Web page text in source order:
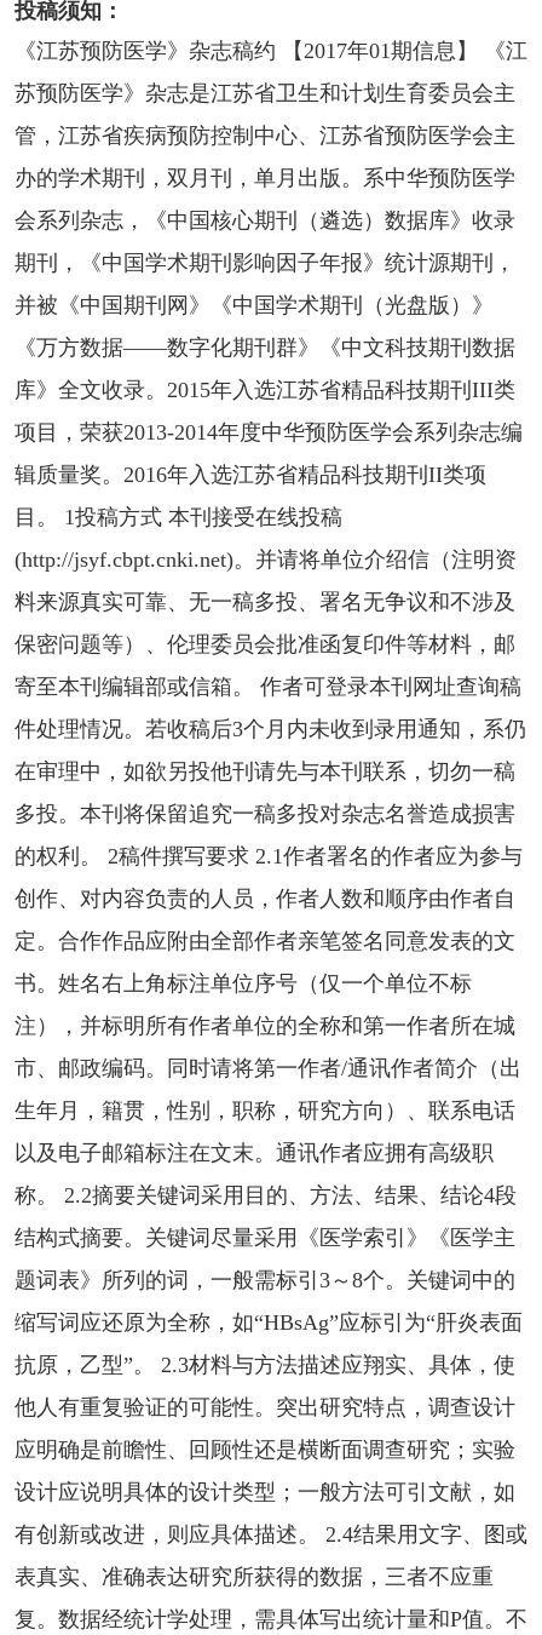
投稿须知：
《江苏预防医学》杂志稿约 【2017年01期信息】 《江
苏预防医学》杂志是江苏省卫生和计划生育委员会主
管，江苏省疾病预防控制中心、江苏省预防医学会主
办的学术期刊，双月刊，单月出版。系中华预防医学
会系列杂志，《中国核心期刊（遴选）数据库》收录
期刊，《中国学术期刊影响因子年报》统计源期刊，
并被《中国期刊网》《中国学术期刊（光盘版）》
《万方数据——数字化期刊群》《中文科技期刊数据
库》全文收录。2015年入选江苏省精品科技期刊III类
项目，荣获2013-2014年度中华预防医学会系列杂志编
辑质量奖。2016年入选江苏省精品科技期刊II类项
目。 1投稿方式 本刊接受在线投稿
(http://jsyf.cbpt.cnki.net)。并请将单位介绍信（注明资
料来源真实可靠、无一稿多投、署名无争议和不涉及
保密问题等）、伦理委员会批准函复印件等材料，邮
寄至本刊编辑部或信箱。 作者可登录本刊网址查询稿
件处理情况。若收稿后3个月内未收到录用通知，系仍
在审理中，如欲另投他刊请先与本刊联系，切勿一稿
多投。本刊将保留追究一稿多投对杂志名誉造成损害
的权利。 2稿件撰写要求 2.1作者署名的作者应为参与
创作、对内容负责的人员，作者人数和顺序由作者自
定。合作作品应附由全部作者亲笔签名同意发表的文
书。姓名右上角标注单位序号（仅一个单位不标
注），并标明所有作者单位的全称和第一作者所在城
市、邮政编码。同时请将第一作者/通讯作者简介（出
生年月，籍贯，性别，职称，研究方向）、联系电话
以及电子邮箱标注在文末。通讯作者应拥有高级职
称。 2.2摘要关键词采用目的、方法、结果、结论4段
结构式摘要。关键词尽量采用《医学索引》《医学主
题词表》所列的词，一般需标引3～8个。关键词中的
缩写词应还原为全称，如“HBsAg”应标引为“肝炎表面
抗原，乙型”。 2.3材料与方法描述应翔实、具体，使
他人有重复验证的可能性。突出研究特点，调查设计
应明确是前瞻性、回顾性还是横断面调查研究；实验
设计应说明具体的设计类型；一般方法可引文献，如
有创新或改进，则应具体描述。 2.4结果用文字、图或
表真实、准确表达研究所获得的数据，三者不应重
复。数据经统计学处理，需具体写出统计量和P值。不